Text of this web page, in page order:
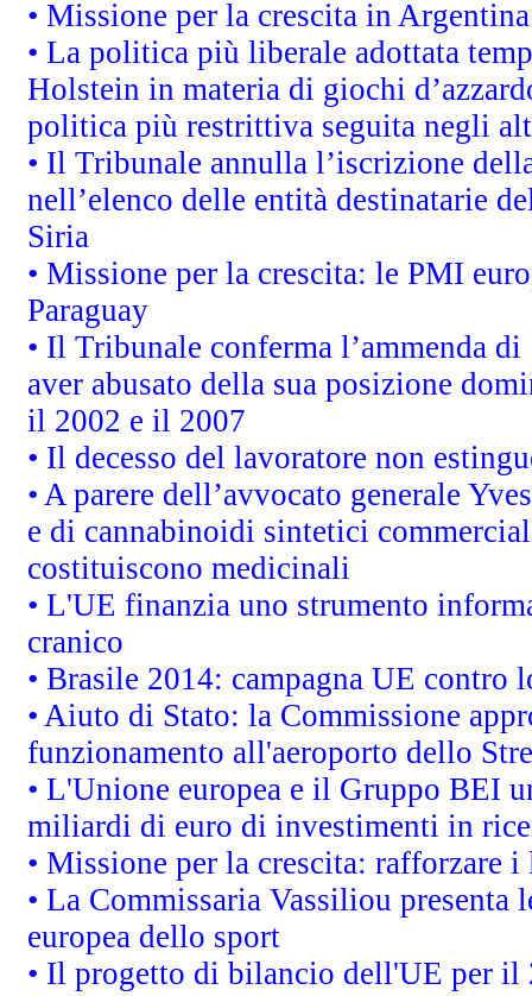
• Missione per la crescita in
• La politica più liberale adottata
Holstein in materia di giochi
politica più restrittiva seguita negli
• Il Tribunale annulla l’iscrizione
nell’elenco delle entità destinatarie
Siria
• Missione per la crescita: le PMI
Paraguay
• Il Tribunale conferma l’ammenda
aver abusato della sua posizione
il 2002 e il 2007
• Il decesso del lavoratore non
• A parere dell’avvocato generale
e di cannabinoidi sintetici
costituiscono medicinali
• L'UE finanzia uno strumento
cranico
• Brasile 2014: campagna UE contro
• Aiuto di Stato: la Commissione
funzionamento all'aeroporto dello
• L'Unione europea e il Gruppo BEI
miliardi di euro di investimenti in
• Missione per la crescita: rafforzare
• La Commissaria Vassiliou
europea dello sport
• Il progetto di bilancio dell'UE per il